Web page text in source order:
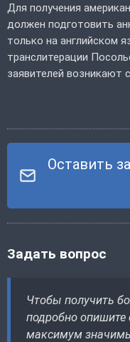
Для получения
должен подготовить
только на английском
транслитерации
заявителей возникают
Оставить
Задать вопрос
Чтобы получить
подробно
максимум